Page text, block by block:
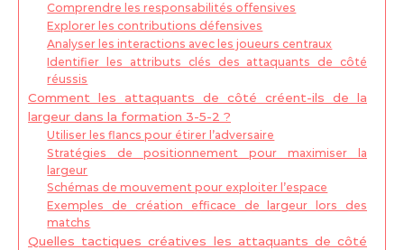
Comprendre les responsabilités offensives
Explorer les contributions défensives
Analyser les interactions avec les joueurs centraux
Identifier les attributs clés des attaquants de côté
réussis
Comment les attaquants de côté créent-ils de la
largeur dans la formation 3-5-2 ?
Utiliser les flancs pour étirer l’adversaire
Stratégies de positionnement pour maximiser la
largeur
Schémas de mouvement pour exploiter l’espace
Exemples de création efficace de largeur lors des
matchs
Quelles tactiques créatives les attaquants de côté